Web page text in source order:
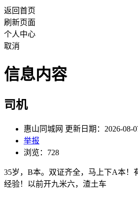
返回首页
刷新页面
个人中心
取消
信息内容
司机
惠山同城网 更新日期：2026-08-
举报
浏览：728
35岁，B本。双证齐全，马上下A本！
经验！以前开九米六，渣土车